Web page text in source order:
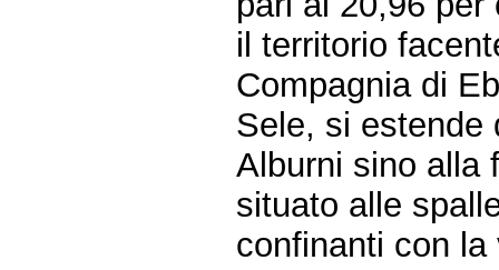
il territorio
Compagnia di
Sele, si estende
Alburni sino alla
situato alle
confinanti con